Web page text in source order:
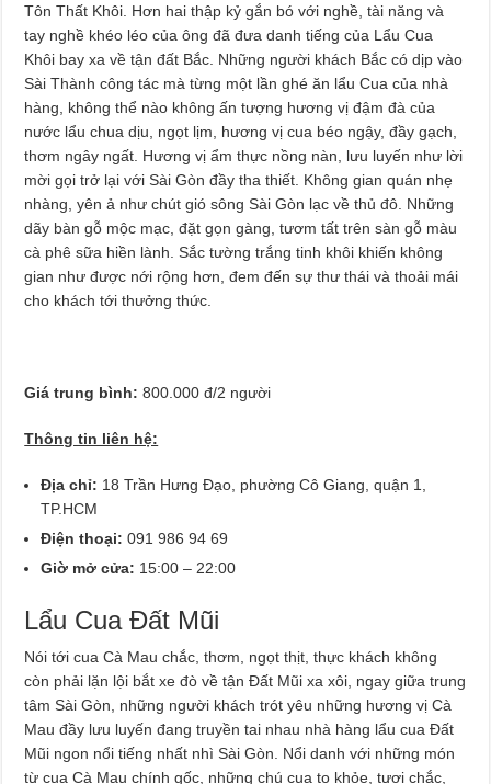
Tôn Thất Khôi. Hơn hai thập kỷ gắn bó với nghề, tài năng và
tay nghề khéo léo của ông đã đưa danh tiếng của Lẩu Cua
Khôi bay xa về tận đất Bắc. Những người khách Bắc có dịp vào
Sài Thành công tác mà từng một lần ghé ăn lẩu Cua của nhà
hàng, không thể nào không ấn tượng hương vị đậm đà của
nước lẩu chua dịu, ngọt lịm, hương vị cua béo ngậy, đầy gạch,
thơm ngây ngất. Hương vị ẩm thực nồng nàn, lưu luyến như lời
mời gọi trở lại với Sài Gòn đầy tha thiết. Không gian quán nhẹ
nhàng, yên ả như chút gió sông Sài Gòn lạc về thủ đô. Những
dãy bàn gỗ mộc mạc, đặt gọn gàng, tươm tất trên sàn gỗ màu
cà phê sữa hiền lành. Sắc tường trắng tinh khôi khiến không
gian như được nới rộng hơn, đem đến sự thư thái và thoải mái
cho khách tới thưởng thức.
Giá trung bình: 800.000 đ/2 người
Thông tin liên hệ:
Địa chỉ: 18 Trần Hưng Đạo, phường Cô Giang, quận 1,
TP.HCM
Điện thoại:091 986 94 69
Giờ mở cửa: 15:00 – 22:00
Lẩu Cua Đất Mũi
Nói tới cua Cà Mau chắc, thơm, ngọt thịt, thực khách không
còn phải lặn lội bắt xe đò về tận Đất Mũi xa xôi, ngay giữa trung
tâm Sài Gòn, những người khách trót yêu những hương vị Cà
Mau đầy lưu luyến đang truyền tai nhau nhà hàng lẩu cua Đất
Mũi ngon nổi tiếng nhất nhì Sài Gòn. Nổi danh với những món
từ cua Cà Mau chính gốc, những chú cua to khỏe, tươi chắc,